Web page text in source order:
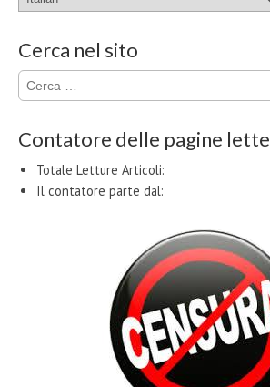
Cerca nel sito
Ricerca
per:
Contatore delle pagine lette
Totale Letture Articoli:
Il contatore parte dal: